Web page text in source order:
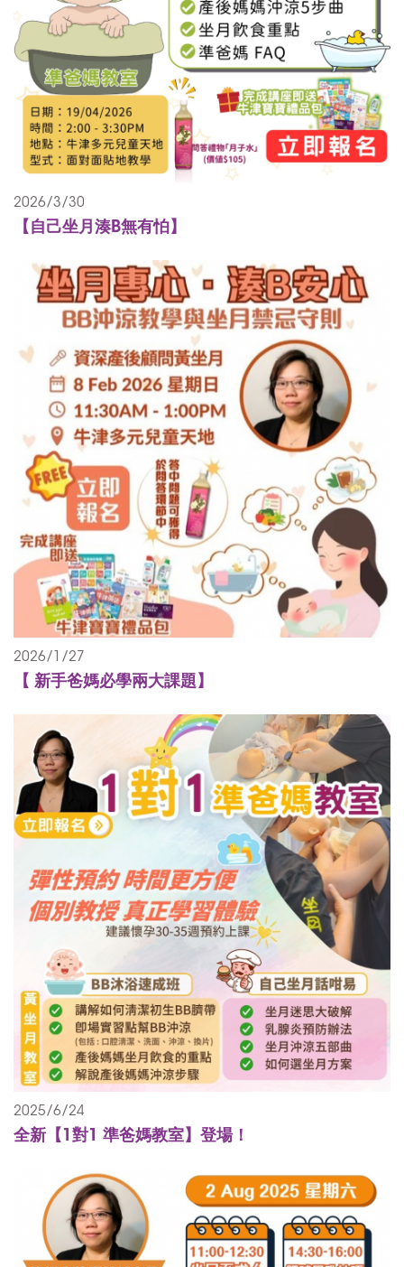
2026/3/30
【自己坐月湊B無有怕】
2026/1/27
【 新手爸媽必學兩大課題】
2025/6/24
全新【1對1 準爸媽教室】登場！